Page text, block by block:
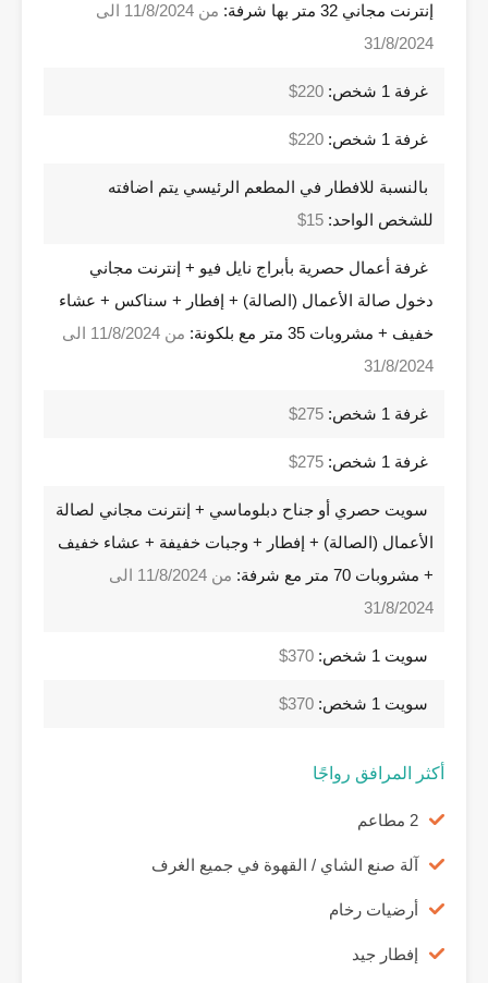
إنترنت مجاني 32 متر بها شرفة:
من 11/8/2024 الى
31/8/2024
غرفة 1 شخص: 220$
غرفة 1 شخص: 220$
بالنسبة للافطار في المطعم الرئيسي يتم اضافته
للشخص الواحد: 15$
غرفة أعمال حصرية بأبراج نايل فيو + إنترنت مجاني
دخول صالة الأعمال (الصالة) + إفطار + سناكس + عشاء
خفيف + مشروبات 35 متر مع بلكونة:
من 11/8/2024 الى
31/8/2024
غرفة 1 شخص: 275$
غرفة 1 شخص: 275$
سويت حصري أو جناح دبلوماسي + إنترنت مجاني لصالة
الأعمال (الصالة) + إفطار + وجبات خفيفة + عشاء خفيف
+ مشروبات 70 متر مع شرفة:
من 11/8/2024 الى
31/8/2024
سويت 1 شخص: 370$
سويت 1 شخص: 370$
أكثر المرافق رواجًا
2 مطاعم
آلة صنع الشاي / القهوة في جميع الغرف
أرضيات رخام
إفطار جيد